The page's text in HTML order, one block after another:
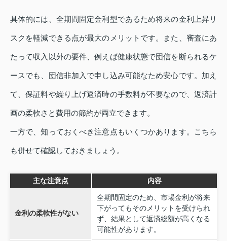
具体的には、全期間固定金利型であるため将来の金利上昇リ
スクを軽減できる点が最大のメリットです。また、審査にあ
たって収入以外の要件、例えば健康状態で団信を断られるケ
ースでも、団信非加入で申し込み可能なため安心です。加え
て、保証料や繰り上げ返済時の手数料が不要なので、返済計
画の柔軟さと費用の節約が両立できます。
一方で、知っておくべき注意点もいくつかあります。こちら
も併せて確認しておきましょう。
主な注意点 内容
金利の柔軟性がない
全期間固定のため、市場金利が将来
下がってもそのメリットを受けられ
ず、結果として返済総額が高くなる
可能性があります。